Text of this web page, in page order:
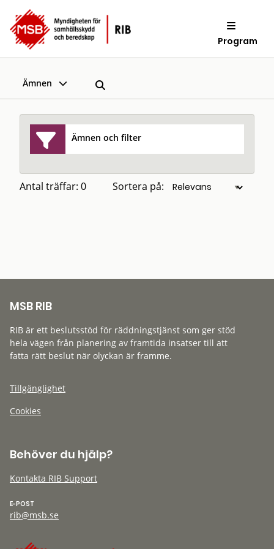
Program
Ämnen
Ämnen och filter
Antal träffar: 0 Sortera på:
MSB RIB
RIB är ett beslutsstöd för räddningstjänst som ger stöd
hela vägen från planering av framtida insatser till att
fatta rätt beslut när olyckan är framme.
Tillgänglighet
Cookies
Behöver du hjälp?
Kontakta RIB Support
E-POST
rib@msb.se